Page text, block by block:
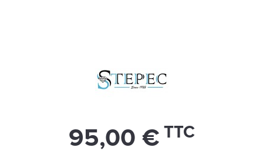
95,00 € TTC